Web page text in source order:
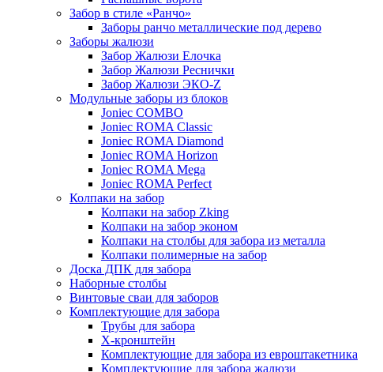
Забор в стиле «Ранчо»
Заборы ранчо металлические под дерево
Заборы жалюзи
Забор Жалюзи Елочка
Забор Жалюзи Реснички
Забор Жалюзи ЭКО-Z
Модульные заборы из блоков
Joniec COMBO
Joniec ROMA Classic
Joniec ROMA Diamond
Joniec ROMA Horizon
Joniec ROMA Mega
Joniec ROMA Perfect
Колпаки на забор
Колпаки на забор Zking
Колпаки на забор эконом
Колпаки на столбы для забора из металла
Колпаки полимерные на забор
Доска ДПК для забора
Наборные столбы
Винтовые сваи для заборов
Комплектующие для забора
Трубы для забора
Х-кронштейн
Комплектующие для забора из евроштакетника
Комплектующие для забора жалюзи